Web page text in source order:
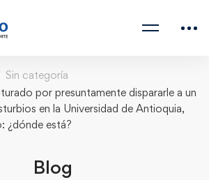
Sin categoría
por presuntamente dispararle a un
en la Universidad de Antioquia,
¿dónde está?
Blog